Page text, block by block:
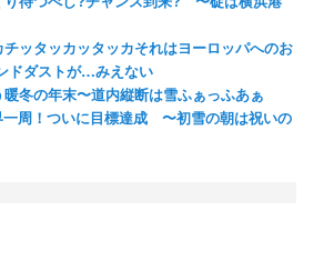
ッタッカッタッカそれはヨーロッパへのお
ドダストが…みえない
冬の年末〜道内縦断は雪ふぁっふあぁ
周！ついに目標達成 〜初雪の朝は祝いの